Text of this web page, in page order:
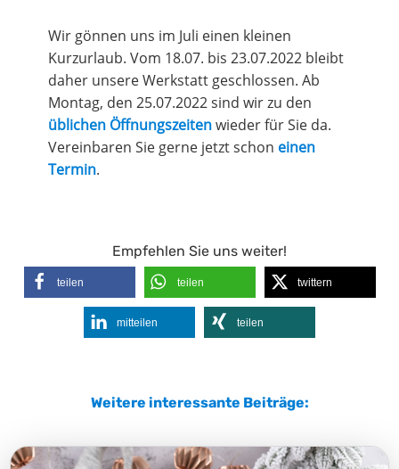
Wir gönnen uns im Juli einen kleinen
Kurzurlaub. Vom 18.07. bis 23.07.2022 bleibt
daher unsere Werkstatt geschlossen. Ab
Montag, den 25.07.2022 sind wir zu den
üblichen Öffnungszeitenwieder für Sie da.
Vereinbaren Sie gerne jetzt schon einen
Termin.
Empfehlen Sie uns weiter!
teilen teilen twittern
mitteilen teilen
Weitere interessante Beiträge: